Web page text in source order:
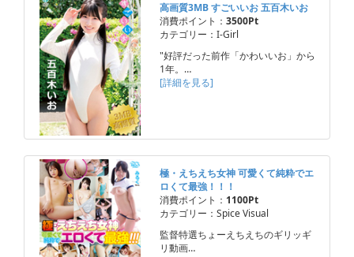
高画質3MB すごいいお 五百木いお
消費ポイント： 3500Pt
カテゴリー：I-Girl
"好評だった前作「かわいいお」から
1年。…
[詳細を見る]
極・えちえち女神 可愛くて純粋でエ
ロくて最強！！！
消費ポイント： 1100Pt
カテゴリー：Spice Visual
監督特選ちょーえちえちのギリッギ
リ動画…